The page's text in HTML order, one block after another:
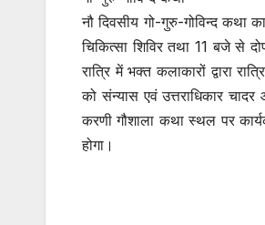
नौ दिवसीय गो-गुरु-गोविन्द
चिकित्सा शिविर तथा 11 बजे से
रात्रि में भक्त कलाकारों द्वारा
को संन्यास एवं उत्तराधिकार
करणी गौशाला कथा स्थल पर
होगा।